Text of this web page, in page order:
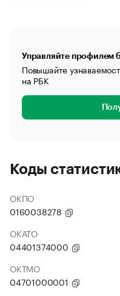
Управляйте профилем
Повышайте
на РБК
Коды
ОКПО
0160038278
ОКАТО
04401374000
ОКТМО
04701000001